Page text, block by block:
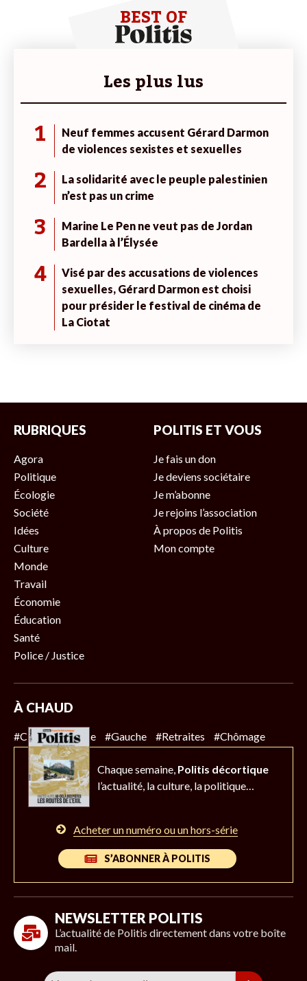
BEST OF
Les plus lus
1
Neuf femmes accusent Gérard Darmon
de violences sexistes et sexuelles
2
La solidarité avec le peuple palestinien
n’est pas un crime
3
Marine Le Pen ne veut pas de Jordan
Bardella à l’Élysée
4
Visé par des accusations de violences
sexuelles, Gérard Darmon est choisi
pour présider le festival de cinéma de
La Ciotat
RUBRIQUES
Agora
Politique
Écologie
Société
Idées
Culture
Monde
Travail
Économie
Éducation
Santé
Police / Justice
POLITIS ET VOUS
Je fais un don
Je deviens sociétaire
Je m’abonne
Je rejoins l’association
À propos de Politis
Mon compte
À CHAUD
#Climat #Police #Gauche #Retraites #Chômage
Chaque semaine, Politis décortique
l’actualité, la culture, la politique…
Acheter un numéro ou un hors-série
S’ABONNER À POLITIS
NEWSLETTER POLITIS
L’actualité de Politis directement dans votre boîte
mail.